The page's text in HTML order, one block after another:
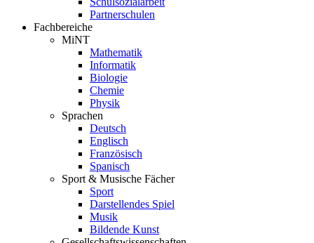
Partnerschulen
Fachbereiche
MiNT
Mathematik
Informatik
Biologie
Chemie
Physik
Sprachen
Deutsch
Englisch
Französisch
Spanisch
Sport & Musische Fächer
Sport
Darstellendes Spiel
Musik
Bildende Kunst